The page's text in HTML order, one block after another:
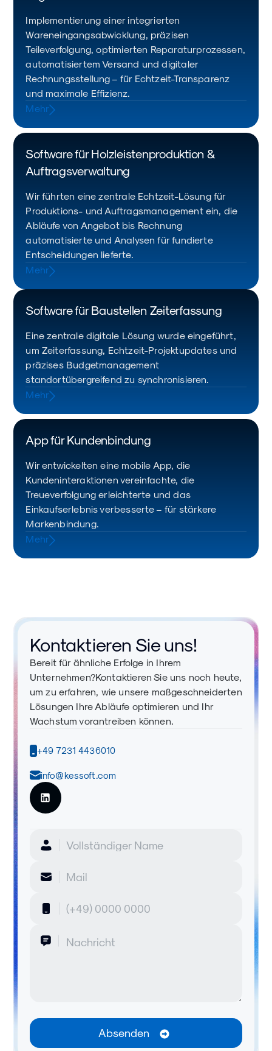
Implementierung einer integrierten
Wareneingangsabwicklung, präzisen
Teileverfolgung, optimierten Reparaturprozessen,
automatisiertem Versand und digitaler
Rechnungsstellung – für Echtzeit-Transparenz
und maximale Effizienz.
Mehr
Software für Holzleistenproduktion &
Auftragsverwaltung
Wir führten eine zentrale Echtzeit-Lösung für
Produktions- und Auftragsmanagement ein, die
Abläufe von Angebot bis Rechnung
automatisierte und Analysen für fundierte
Entscheidungen lieferte.
Mehr
Software für Baustellen Zeiterfassung
Eine zentrale digitale Lösung wurde eingeführt,
um Zeiterfassung, Echtzeit-Projektupdates und
präzises Budgetmanagement
standortübergreifend zu synchronisieren.
Mehr
App für Kundenbindung
Wir entwickelten eine mobile App, die
Kundeninteraktionen vereinfachte, die
Treueverfolgung erleichterte und das
Einkaufserlebnis verbesserte – für stärkere
Markenbindung.
Mehr
Kontaktieren Sie uns!
Bereit für ähnliche Erfolge in Ihrem
Unternehmen?Kontaktieren Sie uns noch heute,
um zu erfahren, wie unsere maßgeschneiderten
Lösungen Ihre Abläufe optimieren und Ihr
Wachstum vorantreiben können.
+49 7231 4436010
info@kessoft.com